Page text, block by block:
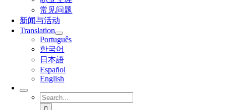
常见问题
新闻与活动
Translation
Português
한국어
日本語
Español
English
Search
for: